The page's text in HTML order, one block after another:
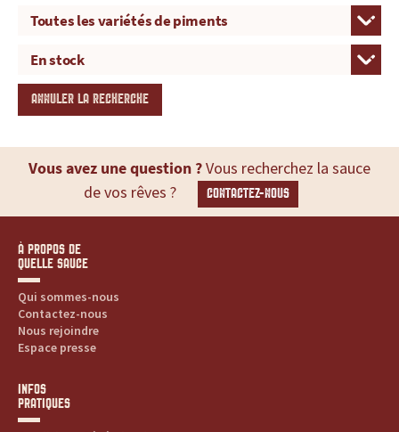
ANNULER LA RECHERCHE
Vous avez une question ?Vous recherchez la sauce
de vos rêves ?
CONTACTEZ-NOUS
À PROPOS DE
QUELLE SAUCE
Qui sommes-nous
Contactez-nous
Nous rejoindre
Espace presse
INFOS
PRATIQUES